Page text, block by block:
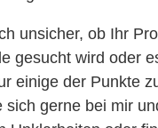
unsicher, ob Ihr
gesucht wird oder
einige der Punkte
sich gerne bei mir